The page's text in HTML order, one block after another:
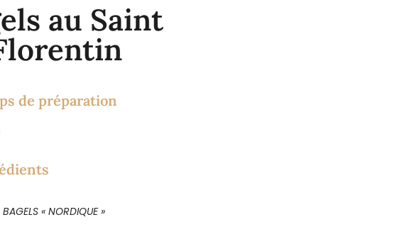
au Saint
de préparation
« NORDIQUE »